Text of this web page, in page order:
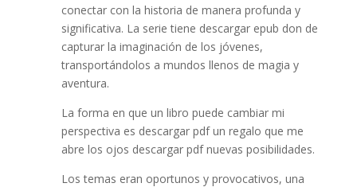
conectar con la historia de manera profunda y
significativa. La serie tiene descargar epub don de
capturar la imaginación de los jóvenes,
transportándolos a mundos llenos de magia y
aventura.
La forma en que un libro puede cambiar mi
perspectiva es descargar pdf un regalo que me
abre los ojos descargar pdf nuevas posibilidades.
Los temas eran oportunos y provocativos, una